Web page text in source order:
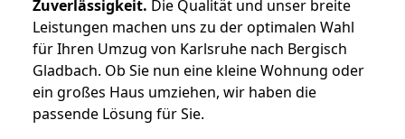
Zuverlässigkeit. Die Qualität und unser breite
Leistungen machen uns zu der optimalen Wahl
für Ihren Umzug von Karlsruhe nach Bergisch
Gladbach. Ob Sie nun eine kleine Wohnung oder
ein großes Haus umziehen, wir haben die
passende Lösung für Sie.